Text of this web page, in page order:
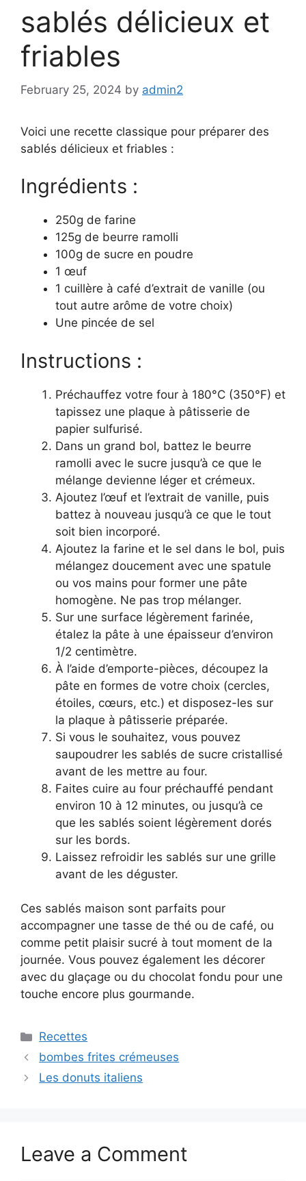
sablés délicieux et
friables
February 25, 2024 by admin2
Voici une recette classique pour préparer des
sablés délicieux et friables :
Ingrédients :
250g de farine
125g de beurre ramolli
100g de sucre en poudre
1 œuf
1 cuillère à café d’extrait de vanille (ou
tout autre arôme de votre choix)
Une pincée de sel
Instructions :
Préchauffez votre four à 180°C (350°F) et
tapissez une plaque à pâtisserie de
papier sulfurisé.
Dans un grand bol, battez le beurre
ramolli avec le sucre jusqu’à ce que le
mélange devienne léger et crémeux.
Ajoutez l’œuf et l’extrait de vanille, puis
battez à nouveau jusqu’à ce que le tout
soit bien incorporé.
Ajoutez la farine et le sel dans le bol, puis
mélangez doucement avec une spatule
ou vos mains pour former une pâte
homogène. Ne pas trop mélanger.
Sur une surface légèrement farinée,
étalez la pâte à une épaisseur d’environ
1/2 centimètre.
À l’aide d’emporte-pièces, découpez la
pâte en formes de votre choix (cercles,
étoiles, cœurs, etc.) et disposez-les sur
la plaque à pâtisserie préparée.
Si vous le souhaitez, vous pouvez
saupoudrer les sablés de sucre cristallisé
avant de les mettre au four.
Faites cuire au four préchauffé pendant
environ 10 à 12 minutes, ou jusqu’à ce
que les sablés soient légèrement dorés
sur les bords.
Laissez refroidir les sablés sur une grille
avant de les déguster.
Ces sablés maison sont parfaits pour
accompagner une tasse de thé ou de café, ou
comme petit plaisir sucré à tout moment de la
journée. Vous pouvez également les décorer
avec du glaçage ou du chocolat fondu pour une
touche encore plus gourmande.
Categories
Recettes
bombes frites crémeuses
Les donuts italiens
Leave a Comment